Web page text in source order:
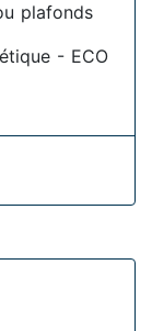
plafonds
- ECO